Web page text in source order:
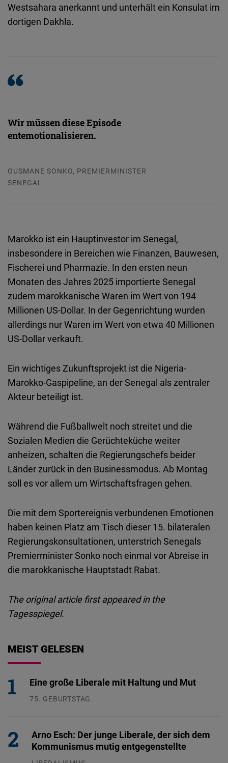
Westsahara anerkannt und unterhält ein Konsulat im
dortigen Dakhla.
Wir müssen diese Episode
entemotionalisieren.
OUSMANE SONKO, PREMIERMINISTER
SENEGAL
Marokko ist ein Hauptinvestor im Senegal,
insbesondere in Bereichen wie Finanzen, Bauwesen,
Fischerei und Pharmazie. In den ersten neun
Monaten des Jahres 2025 importierte Senegal
zudem marokkanische Waren im Wert von 194
Millionen US-Dollar. In der Gegenrichtung wurden
allerdings nur Waren im Wert von etwa 40 Millionen
US-Dollar verkauft.
Ein wichtiges Zukunftsprojekt ist die Nigeria-
Marokko-Gaspipeline, an der Senegal als zentraler
Akteur beteiligt ist.
Während die Fußballwelt noch streitet und die
Sozialen Medien die Gerüchteküche weiter
anheizen, schalten die Regierungschefs beider
Länder zurück in den Businessmodus. Ab Montag
soll es vor allem um Wirtschaftsfragen gehen.
Die mit dem Sportereignis verbundenen Emotionen
haben keinen Platz am Tisch dieser 15. bilateralen
Regierungskonsultationen, unterstrich Senegals
Premierminister Sonko noch einmal vor Abreise in
die marokkanische Hauptstadt Rabat.
The original article first appeared in the
Tagesspiegel.
MEIST GELESEN
Eine große Liberale mit Haltung und Mut
75. GEBURTSTAG
Arno Esch: Der junge Liberale, der sich dem
Kommunismus mutig entgegenstellte